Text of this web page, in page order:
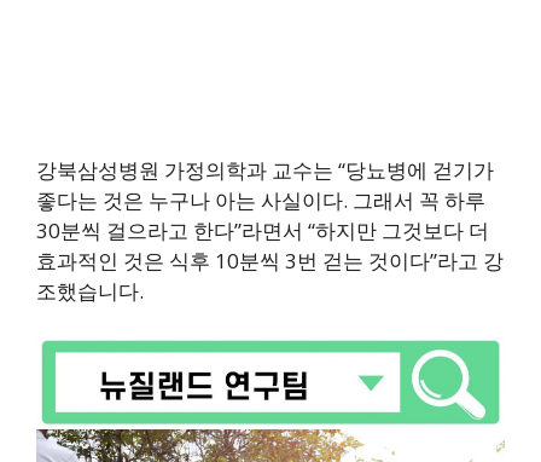
강북삼성병원 가정의학과 교수는 “당뇨병에 걷기가
좋다는 것은 누구나 아는 사실이다. 그래서 꼭 하루
30분씩 걸으라고 한다”라면서 “하지만 그것보다 더
효과적인 것은 식후 10분씩 3번 걷는 것이다”라고 강
조했습니다.